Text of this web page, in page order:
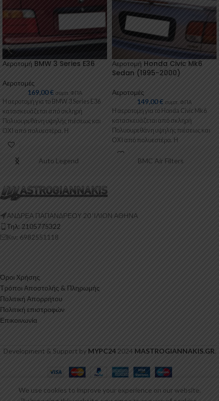
Αεροτομή BMW 3 Series E36
Αεροτομές
169,00€ συμπ. ΦΠΑ
Η αεροτομή για το BMW 3 Series E36
κατασκευάζεται από σκληρή
Πολυουρεθάνη υψηλής πιέσεως και
ΟΧΙ από πολυεστέρα. Η
Πολυουρεθάνη
Αεροτομή Honda Civic Mk6
Sedan (1995-2000)
Αεροτομές
149,00€ συμπ. ΦΠΑ
Η αεροτομή για το Honda Civic Mk6
κατασκευάζεται από σκληρή
Πολυουρεθάνη υψηλής πιέσεως και
ΟΧΙ από πολυεστέρα. Η
Πολυουρεθάνη είναι
Auto Legend BMC Air Filters
ΑΝΔΡΕΑ ΠΑΠΑΝΔΡΕΟΥ 20 ‘ΙΛΙΟΝ ΑΘΗΝΑ
Τηλ: 2105775322
Κιν: 6982551118
Όροι Χρήσης
Τρόποι Αποστολής & Πληρωμής
Πολιτική Απορρήτου
Πολιτική επιστροφών
Επικοινωνία
Development & Support by MYPC242024 MASTROGIANNAKIS.GR
We use cookies to improve your experience on our website.
Εμπρός
Σπλίτερ
159,00 € ΠΡΟΣΘΉΚΗ